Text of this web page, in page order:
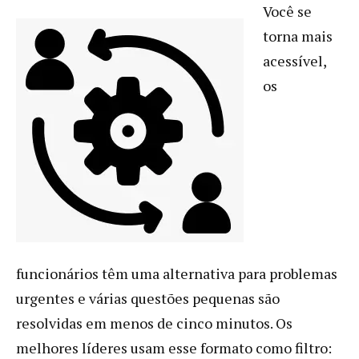
Você se
torna mais
acessível,
os
funcionários têm uma alternativa para problemas
urgentes e várias questões pequenas são
resolvidas em menos de cinco minutos. Os
melhores líderes usam esse formato como filtro: